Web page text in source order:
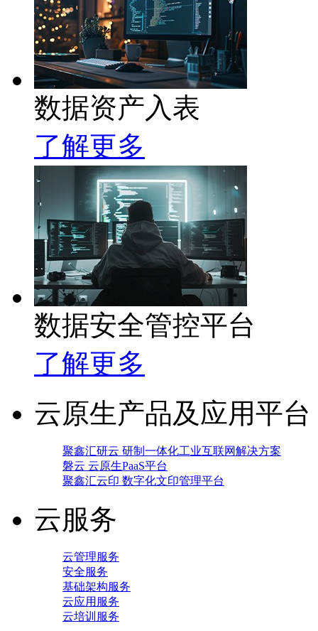
数据资产入表
了解更多
数据安全管控平台
了解更多
云原生产品及应用平台
聚鑫汇研云 研制一体化工业互联网解决方案
磐云 云原生PaaS平台
聚鑫汇云印 数字化文印管理平台
云服务
云管理服务
安全服务
基础架构服务
云应用服务
云培训服务